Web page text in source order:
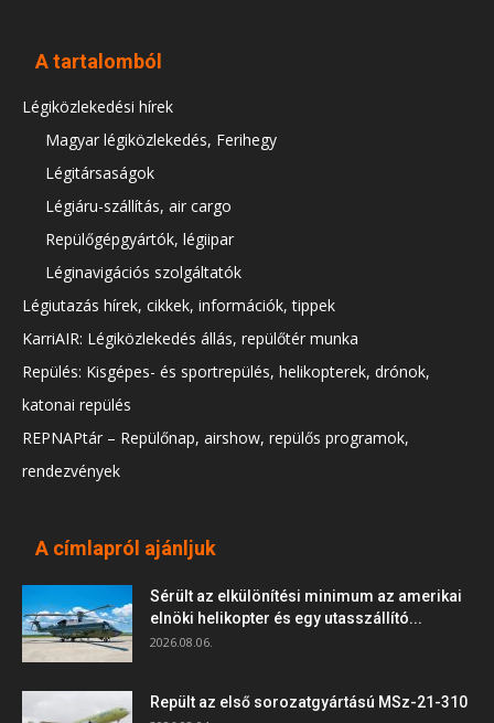
A tartalomból
Légiközlekedési hírek
Magyar légiközlekedés, Ferihegy
Légitársaságok
Légiáru-szállítás, air cargo
Repülőgépgyártók, légiipar
Léginavigációs szolgáltatók
Légiutazás hírek, cikkek, információk, tippek
KarriAIR: Légiközlekedés állás, repülőtér munka
Repülés: Kisgépes- és sportrepülés, helikopterek, drónok,
katonai repülés
REPNAPtár – Repülőnap, airshow, repülős programok,
rendezvények
A címlapról ajánljuk
Sérült az elkülönítési minimum az amerikai
elnöki helikopter és egy utasszállító...
2026.08.06.
Repült az első sorozatgyártású MSz-21-310